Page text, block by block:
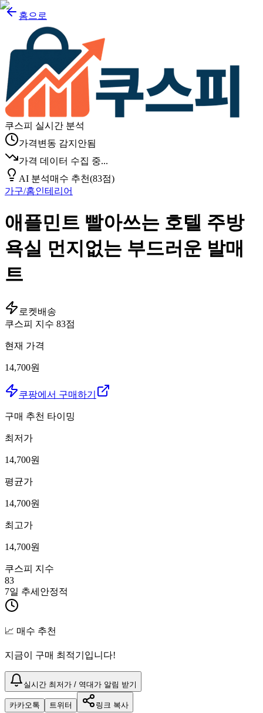
홈으로
쿠스피 실시간 분석
가격변동 감지안됨
가격 데이터 수집 중...
AI 분석매수 추천(83점)
가구/홈인테리어
애플민트 빨아쓰는 호텔 주방
욕실 먼지없는 부드러운 발매
트
로켓배송
쿠스피 지수 83점
현재 가격
14,700원
쿠팡에서 구매하기
구매 추천 타이밍
최저가
14,700원
평균가
14,700원
최고가
14,700원
쿠스피 지수
83
7일 추세 안정적
📈 매수 추천
지금이 구매 최적기입니다!
실시간 최저가 / 역대가 알림 받기
카카오톡 트위터 링크 복사